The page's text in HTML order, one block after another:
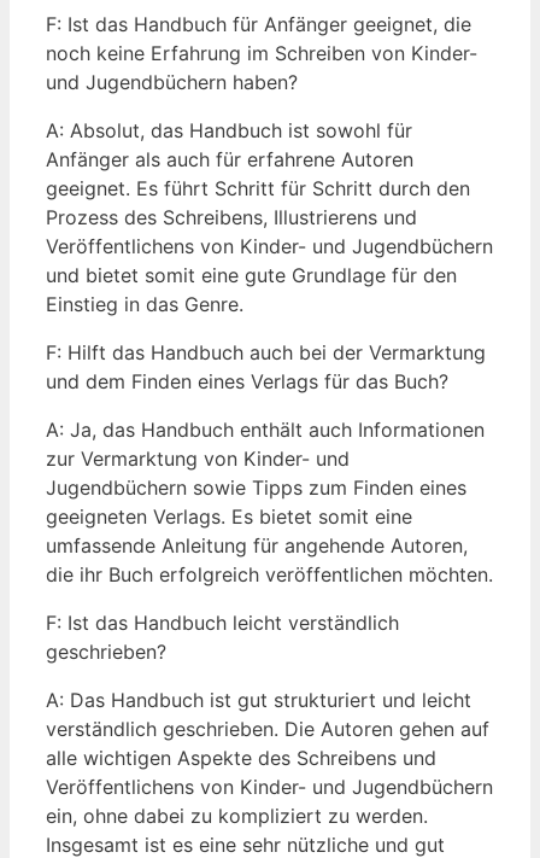
F: Ist das Handbuch für Anfänger geeignet, die⁢
noch​ keine Erfahrung⁣ im Schreiben von Kinder-
und Jugendbüchern haben?
A:‌ Absolut, das Handbuch ist⁢ sowohl für
Anfänger als auch für erfahrene Autoren
geeignet. Es führt Schritt für Schritt ‌durch den ​
Prozess des Schreibens, Illustrierens und
Veröffentlichens von⁣ Kinder- und Jugendbüchern⁢
und bietet somit eine gute Grundlage⁤ für den⁤
Einstieg in​ das Genre.
F: Hilft das Handbuch auch⁢ bei der Vermarktung
und dem Finden eines‍ Verlags für das Buch?
A: Ja, das Handbuch enthält auch Informationen
zur Vermarktung von Kinder- und
Jugendbüchern sowie Tipps zum Finden⁢ eines
geeigneten Verlags. Es bietet somit eine
⁢umfassende Anleitung für angehende Autoren,
die ihr Buch ⁤erfolgreich veröffentlichen‌ möchten.
F: Ist das Handbuch leicht verständlich
geschrieben?
A: Das Handbuch ist gut strukturiert ‍und ⁤leicht
verständlich geschrieben. Die Autoren gehen auf
alle wichtigen Aspekte des⁤ Schreibens und
⁣Veröffentlichens von Kinder- und Jugendbüchern
ein, ⁢ohne dabei zu kompliziert zu werden.
Insgesamt ​ist es eine sehr nützliche und⁤ gut